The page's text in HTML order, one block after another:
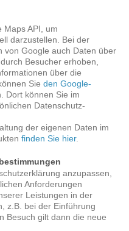
Maps API, um
darzustellen. Bei der
von Google auch Daten über
Besucher erhoben,
über die
Sie den Google-
Dort können Sie im
Datenschutz-
der eigenen Daten im
finden Sie hier.
anzupassen,
Anforderungen
Leistungen in der
z.B. bei der Einführung
Besuch gilt dann die neue